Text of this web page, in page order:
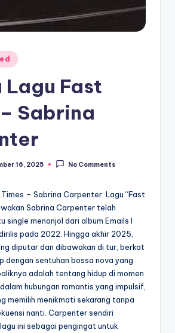
Lagu Fast
Sabrina
16, 2025 No Comments
– Sabrina Carpenter. Lagu “Fast
Sabrina Carpenter telah
single menonjol dari album Emails I
pada 2022. Hingga akhir 2025,
diputar dan dibawakan di tur, berkat
dengan sentuhan bossa nova yang
adalah tentang hidup di momen
hubungan romantis yang impulsif,
memilih menikmati sekarang tanpa
nanti. Carpenter sendiri
ini sebagai pengingat untuk